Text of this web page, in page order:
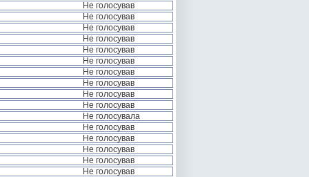
Не голосував
Не голосував
Не голосував
Не голосував
Не голосував
Не голосував
Не голосував
Не голосував
Не голосував
Не голосував
Не голосувала
Не голосував
Не голосував
Не голосував
Не голосував
Не голосував